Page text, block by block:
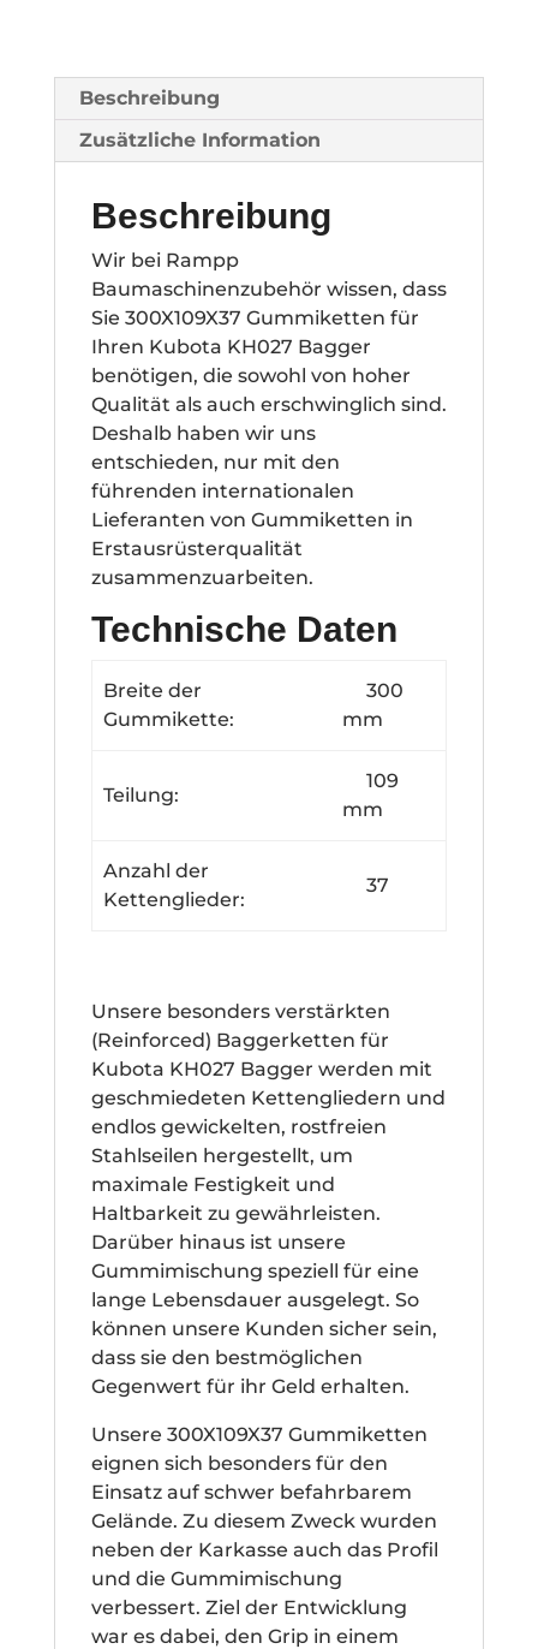
Beschreibung
Zusätzliche Information
Beschreibung
Wir bei Rampp
Baumaschinenzubehör wissen, dass
Sie 300X109X37 Gummiketten für
Ihren Kubota KH027 Bagger
benötigen, die sowohl von hoher
Qualität als auch erschwinglich sind.
Deshalb haben wir uns
entschieden, nur mit den
führenden internationalen
Lieferanten von Gummiketten in
Erstausrüsterqualität
zusammenzuarbeiten.
Technische Daten
Breite der
Gummikette:
300
mm
Teilung:
109
mm
Anzahl der
Kettenglieder:
37
Unsere besonders verstärkten
(Reinforced) Baggerketten für
Kubota KH027 Bagger werden mit
geschmiedeten Kettengliedern und
endlos gewickelten, rostfreien
Stahlseilen hergestellt, um
maximale Festigkeit und
Haltbarkeit zu gewährleisten.
Darüber hinaus ist unsere
Gummimischung speziell für eine
lange Lebensdauer ausgelegt. So
können unsere Kunden sicher sein,
dass sie den bestmöglichen
Gegenwert für ihr Geld erhalten.
Unsere 300X109X37 Gummiketten
eignen sich besonders für den
Einsatz auf schwer befahrbarem
Gelände. Zu diesem Zweck wurden
neben der Karkasse auch das Profil
und die Gummimischung
verbessert. Ziel der Entwicklung
war es dabei, den Grip in einem